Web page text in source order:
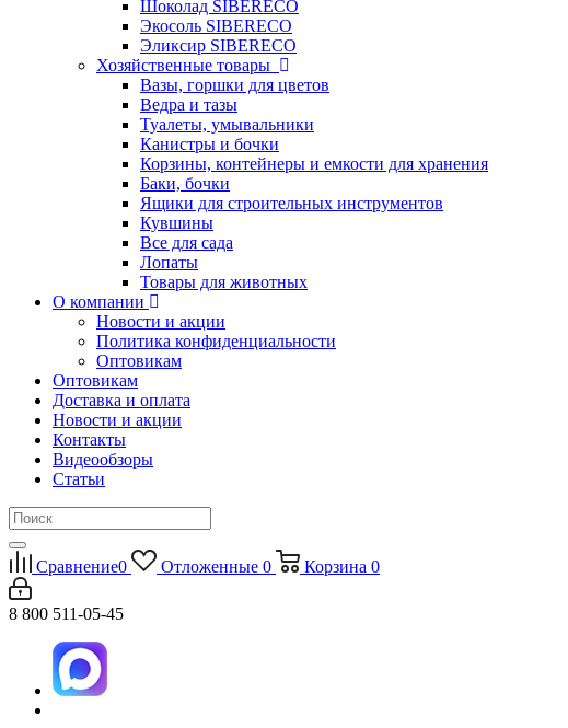
Шоколад SIBERECO
Экосоль SIBERECO
Эликсир SIBERECO
Хозяйственные товары
Вазы, горшки для цветов
Ведра и тазы
Туалеты, умывальники
Канистры и бочки
Корзины, контейнеры и емкости для хранения
Баки, бочки
Ящики для строительных инструментов
Кувшины
Все для сада
Лопаты
Товары для животных
О компании
Новости и акции
Политика конфиденциальности
Оптовикам
Оптовикам
Доставка и оплата
Новости и акции
Контакты
Видеообзоры
Статьи
Сравнение0 Отложенные 0 Корзина 0
8 800 511-05-45